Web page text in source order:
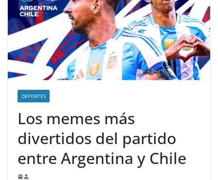
DEPORTES
Los memes más
divertidos del partido
entre Argentina y Chile